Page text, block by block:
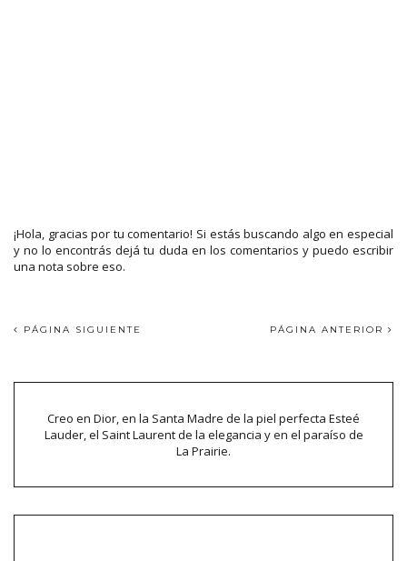
¡Hola, gracias por tu comentario! Si estás buscando algo en especial
y no lo encontrás dejá tu duda en los comentarios y puedo escribir
una nota sobre eso.
PÁGINA SIGUIENTE PÁGINA ANTERIOR
Creo en Dior, en la Santa Madre de la piel perfecta Esteé
Lauder, el Saint Laurent de la elegancia y en el paraíso de
La Prairie.